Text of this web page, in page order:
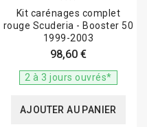
Kit carénages complet
rouge Scuderia - Booster 50
1999-2003
98,60 €
2 à 3 jours ouvrés*
AJOUTER AU PANIER